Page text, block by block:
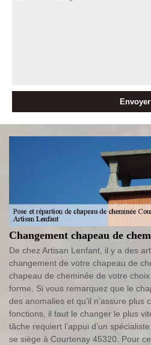
Changement chapeau de
De chez Artisan Lenfant, il y a des
changement de votre chapeau de
chapeau de cheminée de votre
forme. Si vous remarquez que le
des anomalies et qu’il n’assure plus
fonctions, il faut le changer le plus
tâche requiert l’appui d’un
se siège à Courtenay 45320. Pour